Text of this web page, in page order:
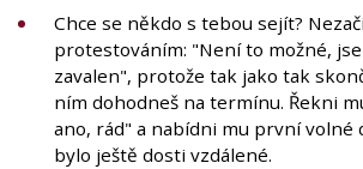
Chce se někdo s tebou sejít?
protestováním: "Není to možné,
zavalen", protože tak jako tak
ním dohodneš na termínu. Řekni
ano, rád" a nabídni mu první volné
bylo ještě dosti vzdálené.